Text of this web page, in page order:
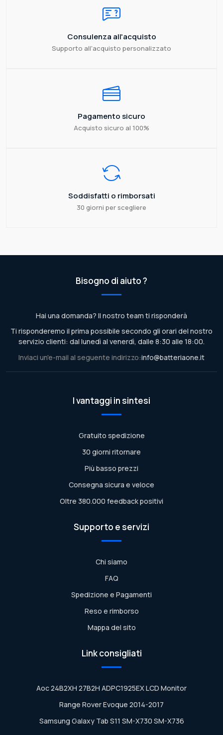
Consulenza all'acquisto
Supporto all'acquisto personalizzato
Pagamento sicuro
Acquisto sicuro al 100%
Soddisfatti o rimborsati
30 giorni per scegliere
Bisogno di aiuto ?
Hai una domanda? Il nostro team ti risponderà
Ti risponderemo il prima possibile secondo gli orari del nostro
servizio clienti: dal lunedì al venerdì, dalle 8:30 alle 18:00.
Inviaci un'e-mail al seguente indirizzo:info@batteriaone.it
I vantaggi in sintesi
Gratuito spedizione
30 giorni ritornare
Più basso prezzi
Consegna sicura e veloce
Oltre 380.000 feedback positivi
Supporto e servizi
Chi siamo
FAQ
Spedizione e Pagamenti
Reso e rimborso
Mappa del sito
Link consigliati
Aoc 24B2XH 27B2H ADPC1925EX LCD Monitor
Range Rover Evoque 2014-2017
Samsung Galaxy Tab S11 SM-X730 SM-X736